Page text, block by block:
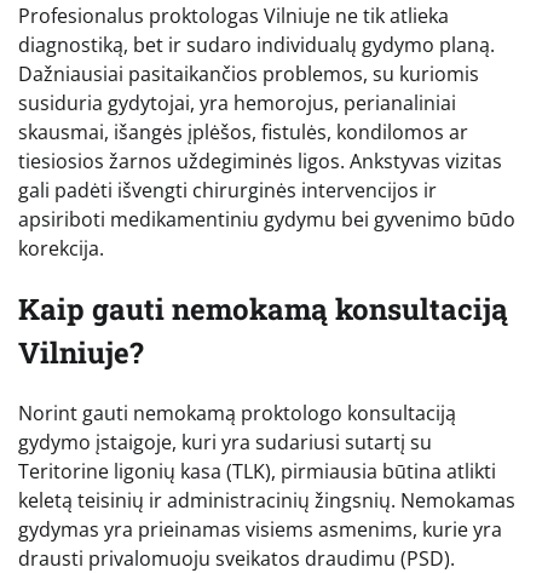
Profesionalus proktologas Vilniuje ne tik atlieka
diagnostiką, bet ir sudaro individualų gydymo planą.
Dažniausiai pasitaikančios problemos, su kuriomis
susiduria gydytojai, yra hemorojus, perianaliniai
skausmai, išangės įplėšos, fistulės, kondilomos ar
tiesiosios žarnos uždegiminės ligos. Ankstyvas vizitas
gali padėti išvengti chirurginės intervencijos ir
apsiriboti medikamentiniu gydymu bei gyvenimo būdo
korekcija.
Kaip gauti nemokamą konsultaciją
Vilniuje?
Norint gauti nemokamą proktologo konsultaciją
gydymo įstaigoje, kuri yra sudariusi sutartį su
Teritorine ligonių kasa (TLK), pirmiausia būtina atlikti
keletą teisinių ir administracinių žingsnių. Nemokamas
gydymas yra prieinamas visiems asmenims, kurie yra
drausti privalomuoju sveikatos draudimu (PSD).